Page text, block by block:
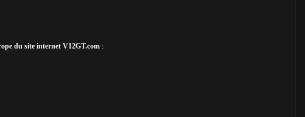
du site internet V12GT.com :